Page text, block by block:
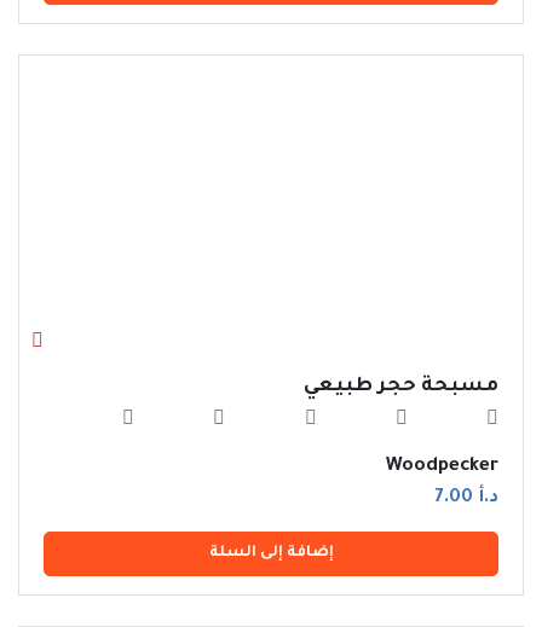
مسبحة حجر طبيعي
Woodpecker
د.أ 7.00
إضافة إلى السلة